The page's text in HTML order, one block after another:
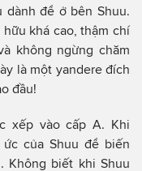
dành để ở bên Shuu.
khá cao, thậm chí
không ngừng chăm
là một yandere đích
đầu!
xếp vào cấp A. Khi
của Shuu để biến
Không biết khi Shuu